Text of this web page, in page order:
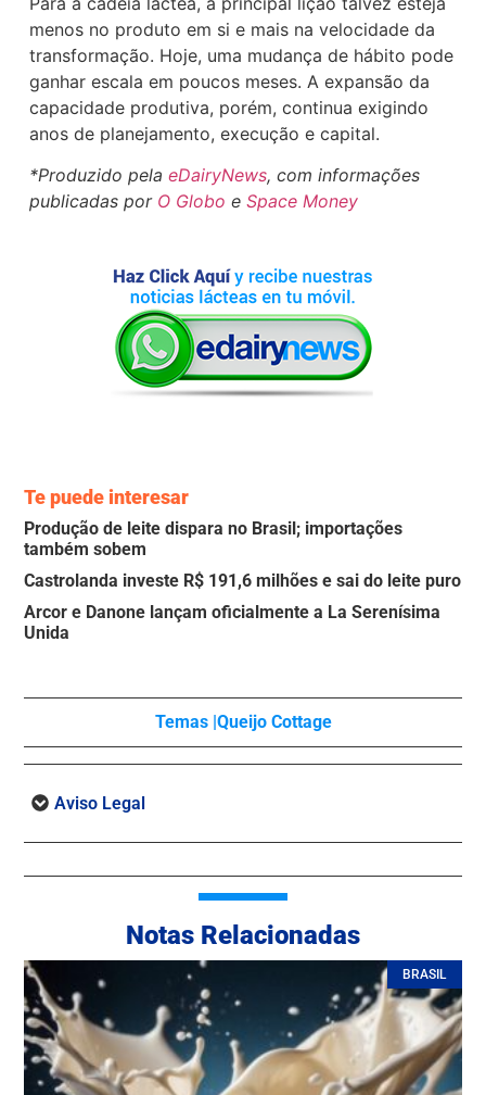
menos no produto em si e mais na velocidade da
transformação. Hoje, uma mudança de hábito pode
ganhar escala em poucos meses. A expansão da
capacidade produtiva, porém, continua exigindo
anos de planejamento, execução e capital.
*Produzido pelaeDairyNews, com informações
publicadas por O Globo eSpace Money
Te puede interesar
Produção de leite dispara no Brasil; importações
também sobem
Castrolanda investe R$ 191,6 milhões e sai do leite puro
Arcor e Danone lançam oficialmente a La Serenísima
Unida
Temas |Queijo Cottage
Aviso Legal
Notas Relacionadas
BRASIL